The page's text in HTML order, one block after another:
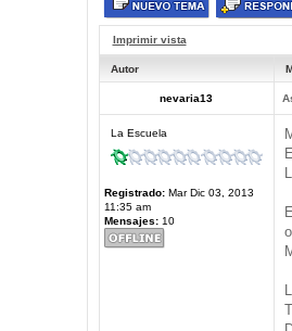
Imprimir vista
Autor
nevaria13
La Escuela
Registrado:Mar Dic 03, 2013
11:35 am
Mensajes:10